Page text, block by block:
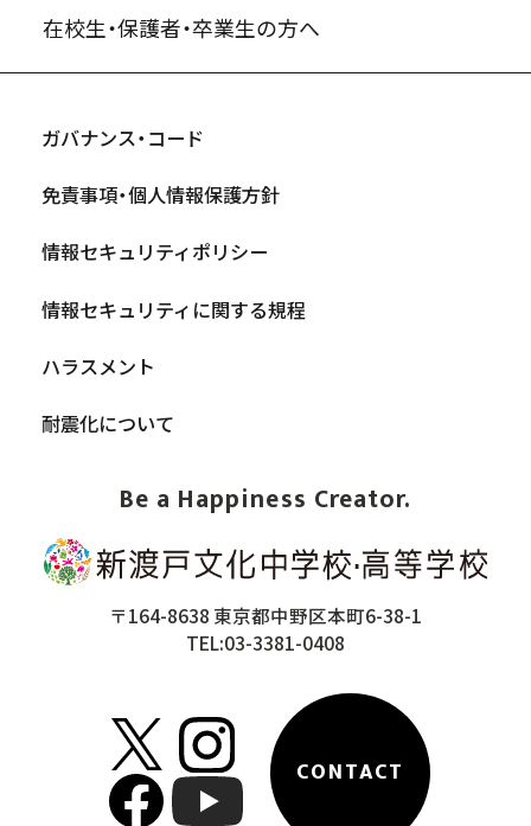
Be a Happiness Creator.
〒164-8638 東京都中野区本町6-38-1
TEL:03-3381-0408
CONTACT
在校生・保護者・卒業生の方へ
ガバナンス・コード
免責事項・個人情報保護方針
情報セキュリティポリシー
情報セキュリティに関する規程
ハラスメント
耐震化について